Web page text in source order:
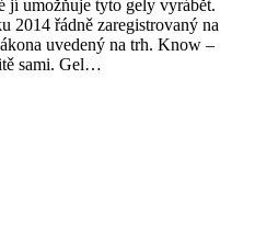
jí umožňuje tyto gely vyrábět.
2014 řádně zaregistrovaný na
uvedený na trh. Know –
sami. Gel…